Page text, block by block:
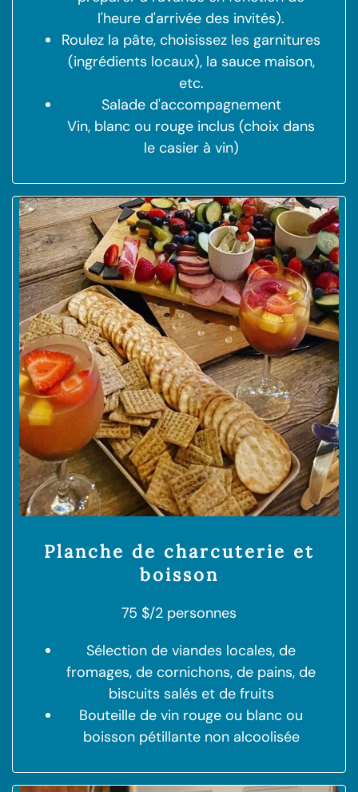
l'heure d'arrivée des invités).
Roulez la pâte, choisissez les garnitures
(ingrédients locaux), la sauce maison,
etc.
Salade d'accompagnement
Vin, blanc ou rouge inclus (choix dans
le casier à vin)
Planche de charcuterie et
boisson
75 $/2 personnes
Sélection de viandes locales, de
fromages, de cornichons, de pains, de
biscuits salés et de fruits
Bouteille de vin rouge ou blanc ou
boisson pétillante non alcoolisée